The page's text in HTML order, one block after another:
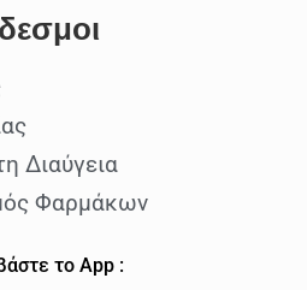
Διαύγεια
Φαρμάκων
το App :